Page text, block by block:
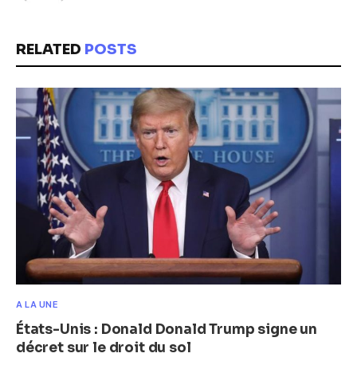
RELATED POSTS
A LA UNE
États-Unis : Donald Donald Trump signe un
décret sur le droit du sol